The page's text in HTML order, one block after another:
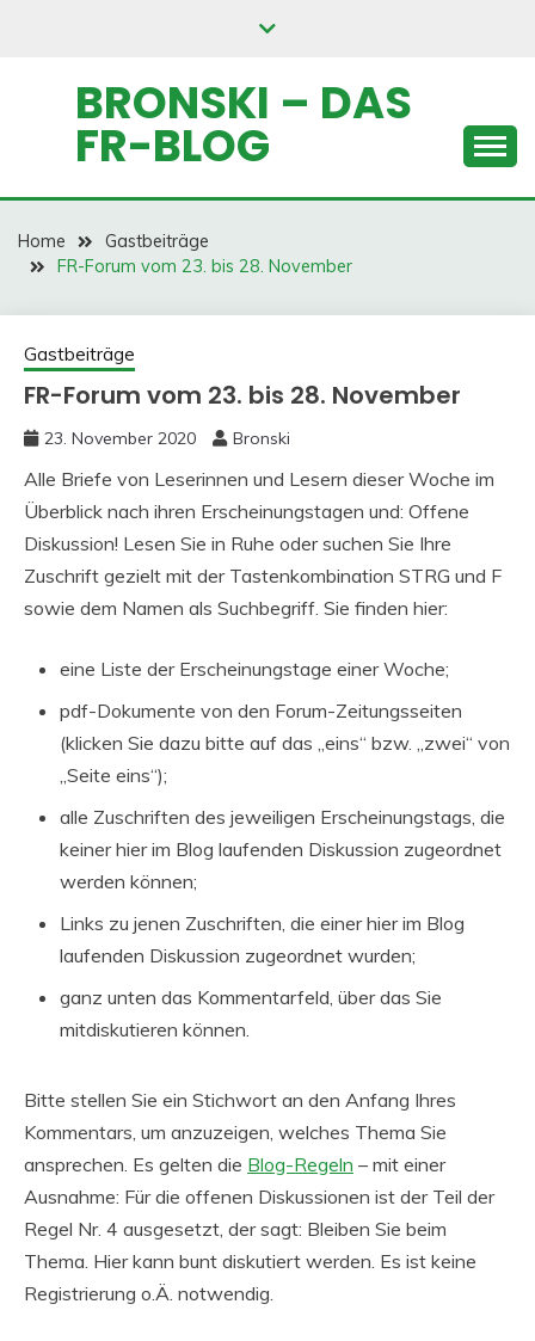
BRONSKI – DAS
FR-BLOG
Home
Gastbeiträge
FR-Forum vom 23. bis 28. November
Gastbeiträge
FR-Forum vom 23. bis 28. November
23. November 2020 Bronski
Alle Briefe von Leserinnen und Lesern dieser Woche im
Überblick nach ihren Erscheinungstagen und: Offene
Diskussion! Lesen Sie in Ruhe oder suchen Sie Ihre
Zuschrift gezielt mit der Tastenkombination STRG und F
sowie dem Namen als Suchbegriff. Sie finden hier:
eine Liste der Erscheinungstage einer Woche;
pdf-Dokumente von den Forum-Zeitungsseiten
(klicken Sie dazu bitte auf das „eins“ bzw. „zwei“ von
„Seite eins“);
alle Zuschriften des jeweiligen Erscheinungstags, die
keiner hier im Blog laufenden Diskussion zugeordnet
werden können;
Links zu jenen Zuschriften, die einer hier im Blog
laufenden Diskussion zugeordnet wurden;
ganz unten das Kommentarfeld, über das Sie
mitdiskutieren können.
Bitte stellen Sie ein Stichwort an den Anfang Ihres
Kommentars, um anzuzeigen, welches Thema Sie
ansprechen. Es gelten die Blog-Regeln – mit einer
Ausnahme: Für die offenen Diskussionen ist der Teil der
Regel Nr. 4 ausgesetzt, der sagt: Bleiben Sie beim
Thema. Hier kann bunt diskutiert werden. Es ist keine
Registrierung o.Ä. notwendig.